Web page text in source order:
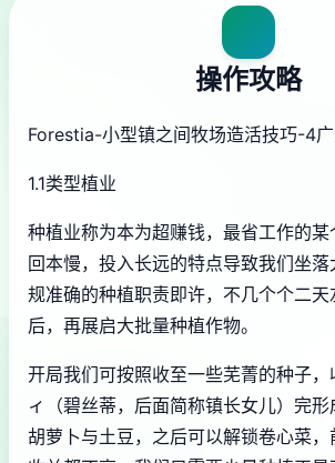
操作攻略
Forestia-小型镇之间牧场造活技巧-4
1.1类型植业
种植业称为本为超赚钱，最省工作的
回本慢，投入长远的特点导致我们坐
规准确的种植职责即许，不几个个二
后，再展启大批量种植作物。
开局我们可按照收至一些芜菁的种子
ィ（碧丝蒂，后面简称镇长女儿）完
胡萝卜与土豆，之后可以解锁卷心菜